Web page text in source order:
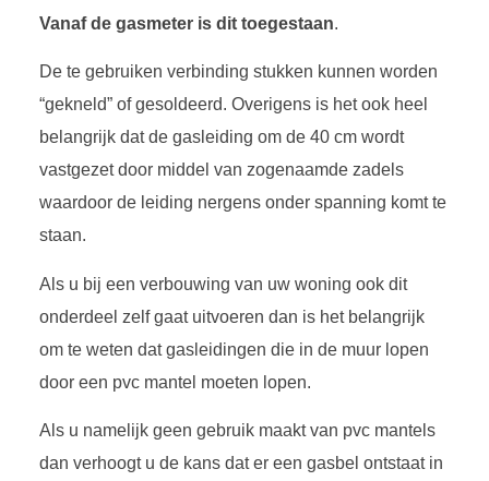
Vanaf de gasmeter is dit toegestaan.
De te gebruiken verbinding stukken kunnen worden
“gekneld” of gesoldeerd. Overigens is het ook heel
belangrijk dat de gasleiding om de 40 cm wordt
vastgezet door middel van zogenaamde zadels
waardoor de leiding nergens onder spanning komt te
staan.
Als u bij een verbouwing van uw woning ook dit
onderdeel zelf gaat uitvoeren dan is het belangrijk
om te weten dat gasleidingen die in de muur lopen
door een pvc mantel moeten lopen.
Als u namelijk geen gebruik maakt van pvc mantels
dan verhoogt u de kans dat er een gasbel ontstaat in